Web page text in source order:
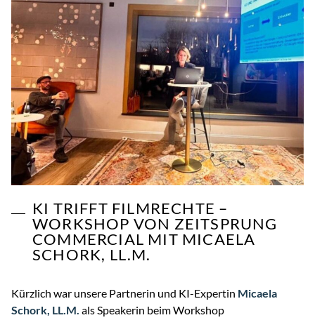
KI TRIFFT FILMRECHTE –
WORKSHOP VON ZEITSPRUNG
COMMERCIAL MIT MICAELA
SCHORK, LL.M.
Kürzlich war unsere Partnerin und KI-Expertin Micaela
Schork, LL.M. als Speakerin beim Workshop